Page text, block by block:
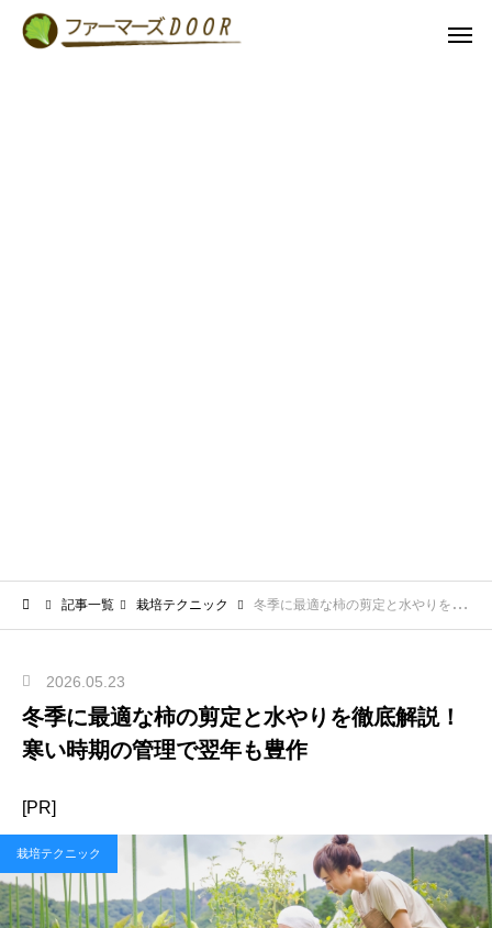
記事一覧 栽培テクニック 冬季に最適な柿の剪定と水やりを徹底解説！寒い時期の管理で翌年も豊作
2026.05.23
冬季に最適な柿の剪定と水やりを徹底解説！
寒い時期の管理で翌年も豊作
[PR]
栽培テクニック